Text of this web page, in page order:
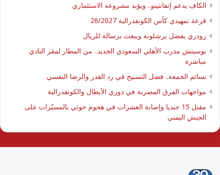
الكاف يدعم إنفانتينو.. ويؤيد مشروعه الاستثماري
قرعة تمهيدي كأس الكونفدرالية 26/2027
رودري يفضل برشلونة ويبعث برسالة للريال
بوسيتش مدرب الأهلي السعودي الجديد.. من المطار لمقر النادي
مباشرة
نسائم الجمعة.. فضل التسبيح في رد القدر والرضا النفسي
مواجهات الفرق المصرية في دوري الأبطال والكونفدرالية
مقتل 15 جنديا وإصابة العشرات في هجوم حوثي بالمسيّرات على
الجيش اليمني